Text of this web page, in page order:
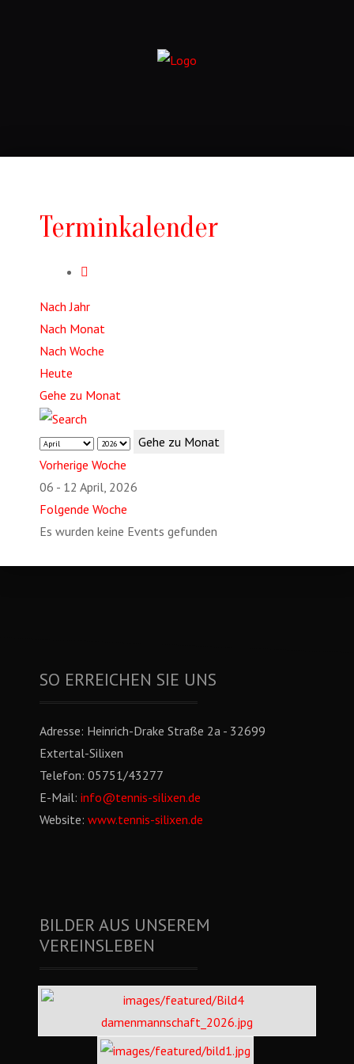
Terminkalender
Nach Jahr
Nach Monat
Nach Woche
Heute
Gehe zu Monat
Gehe zu Monat
Vorherige Woche
06 - 12 April, 2026
Folgende Woche
Es wurden keine Events gefunden
SO ERREICHEN SIE UNS
Adresse: Heinrich-Drake Straße 2a - 32699
Extertal-Silixen
Telefon: 05751/43277
E-Mail: info@tennis-silixen.de
Website: www.tennis-silixen.de
BILDER AUS UNSEREM
VEREINSLEBEN